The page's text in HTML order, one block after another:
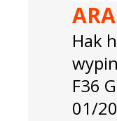
Hak
F36
01/